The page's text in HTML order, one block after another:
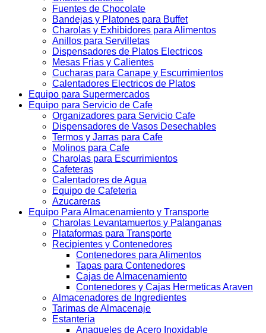
Fuentes de Chocolate
Bandejas y Platones para Buffet
Charolas y Exhibidores para Alimentos
Anillos para Servilletas
Dispensadores de Platos Electricos
Mesas Frias y Calientes
Cucharas para Canape y Escurrimientos
Calentadores Electricos de Platos
Equipo para Supermercados
Equipo para Servicio de Cafe
Organizadores para Servicio Cafe
Dispensadores de Vasos Desechables
Termos y Jarras para Cafe
Molinos para Cafe
Charolas para Escurrimientos
Cafeteras
Calentadores de Agua
Equipo de Cafeteria
Azucareras
Equipo Para Almacenamiento y Transporte
Charolas Levantamuertos y Palanganas
Plataformas para Transporte
Recipientes y Contenedores
Contenedores para Alimentos
Tapas para Contenedores
Cajas de Almacenamiento
Contenedores y Cajas Hermeticas Araven
Almacenadores de Ingredientes
Tarimas de Almacenaje
Estanteria
Anaqueles de Acero Inoxidable